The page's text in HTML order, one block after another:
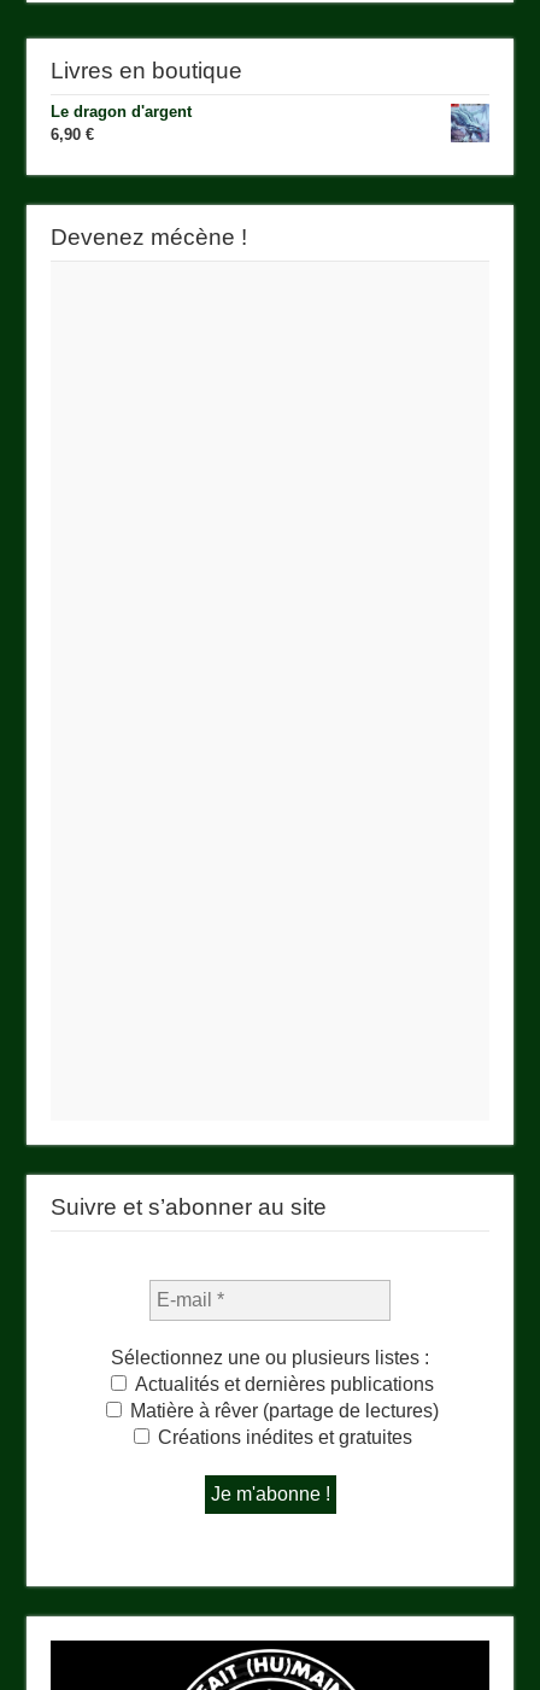
Livres en boutique
Le dragon d'argent
6,90€
Devenez mécène !
Suivre et s’abonner au site
Sélectionnez une ou plusieurs listes :
Actualités et dernières publications
Matière à rêver (partage de lectures)
Créations inédites et gratuites